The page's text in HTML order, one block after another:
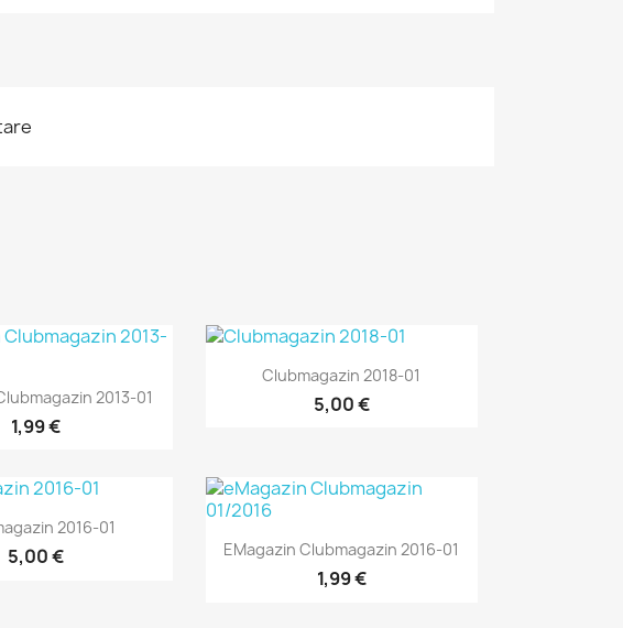
Vorschau2013-01
1,99 €
Vorschau
Clubmagazin 2018-01
5,00 €
Vorschau
2016-01
5,00 € Vorschau
EMagazin Clubmagazin 2016-01
1,99 €